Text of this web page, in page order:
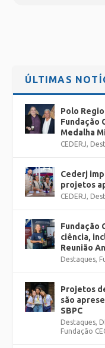
ÚLTIMAS
Polo
Fundação
Medalha
CEDERJ,
Cederj
projetos
CEDERJ,
Fundação
ciência,
Reunião
Destaques,
Projetos
são
SBPC
Destaques,
Fundação